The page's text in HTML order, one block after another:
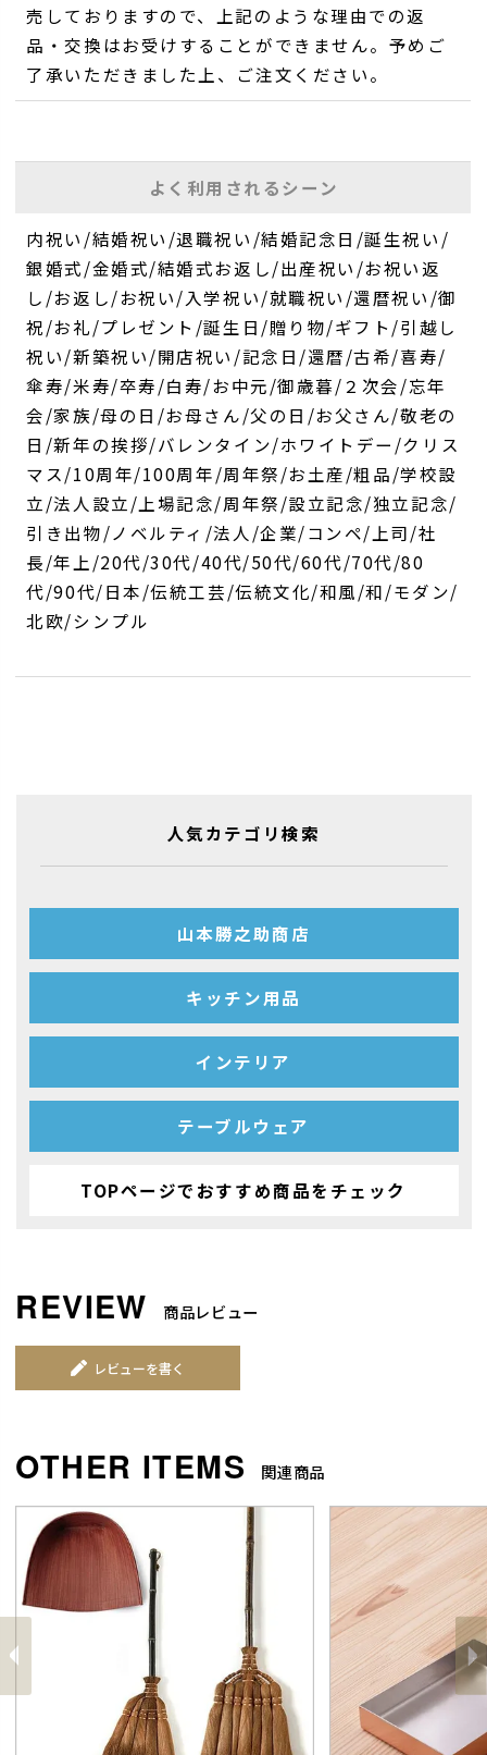
売しておりますので、上記のような理由での返
品・交換はお受けすることができません。予めご
了承いただきました上、ご注文ください。
よく利用されるシーン
内祝い/結婚祝い/退職祝い/結婚記念日/誕生祝い/
銀婚式/金婚式/結婚式お返し/出産祝い/お祝い返
し/お返し/お祝い/入学祝い/就職祝い/還暦祝い/御
祝/お礼/プレゼント/誕生日/贈り物/ギフト/引越し
祝い/新築祝い/開店祝い/記念日/還暦/古希/喜寿/
傘寿/米寿/卒寿/白寿/お中元/御歳暮/２次会/忘年
会/家族/母の日/お母さん/父の日/お父さん/敬老の
日/新年の挨拶/バレンタイン/ホワイトデー/クリス
マス/10周年/100周年/周年祭/お土産/粗品/学校設
立/法人設立/上場記念/周年祭/設立記念/独立記念/
引き出物/ノベルティ/法人/企業/コンペ/上司/社
長/年上/20代/30代/40代/50代/60代/70代/80
代/90代/日本/伝統工芸/伝統文化/和風/和/モダン/
北欧/シンプル
人気カテゴリ検索
山本勝之助商店
キッチン用品
インテリア
テーブルウェア
TOPページでおすすめ商品をチェック
商品レビュー
レビューを書く
関連商品
前
へ 次
へ